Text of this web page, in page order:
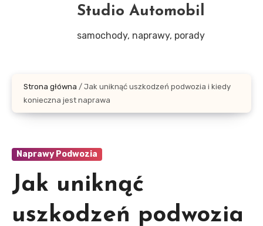
Studio Automobil
samochody, naprawy, porady
Strona główna / Jak uniknąć uszkodzeń podwozia i kiedy
konieczna jest naprawa
Naprawy Podwozia
Jak uniknąć
uszkodzeń podwozia